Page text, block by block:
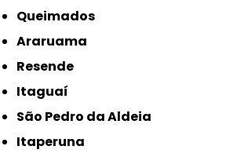
Queimados
Araruama
Resende
Itaguaí
São Pedro da Aldeia
Itaperuna